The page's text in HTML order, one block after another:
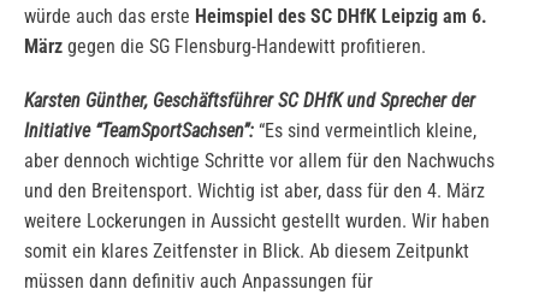
würde auch das erste Heimspiel des SC DHfK Leipzig am 6.
März gegen die SG Flensburg-Handewitt profitieren.
Karsten Günther, Geschäftsführer SC DHfK und Sprecher der
Initiative “TeamSportSachsen”: “Es sind vermeintlich kleine,
aber dennoch wichtige Schritte vor allem für den Nachwuchs
und den Breitensport. Wichtig ist aber, dass für den 4. März
weitere Lockerungen in Aussicht gestellt wurden. Wir haben
somit ein klares Zeitfenster in Blick. Ab diesem Zeitpunkt
müssen dann definitiv auch Anpassungen für